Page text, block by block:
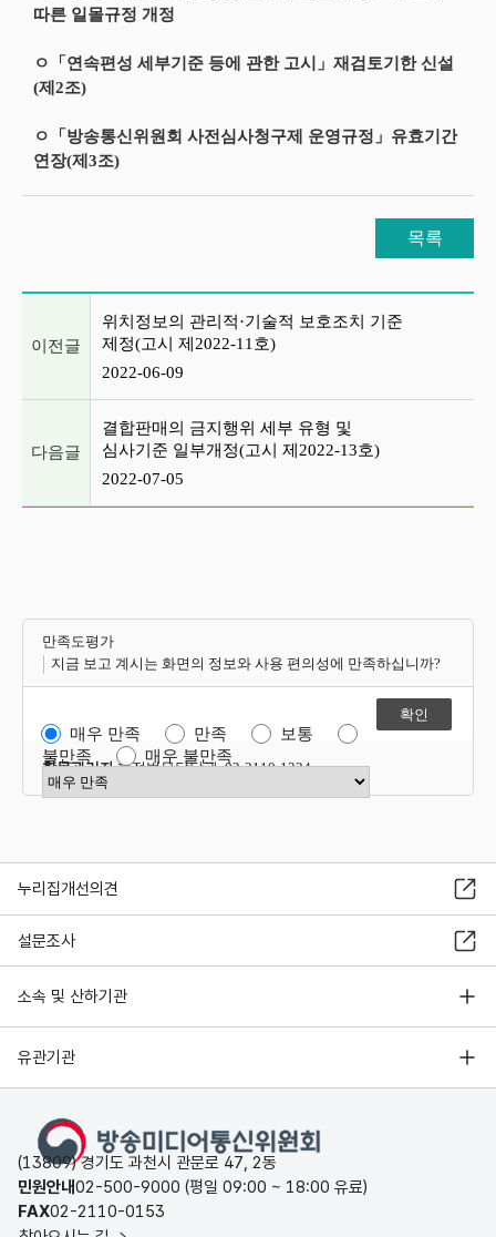
따른 일몰규정 개정
ㅇ「연속편성 세부기준 등에 관한 고시」재검토기한 신설
(제2조)
ㅇ「방송통신위원회 사전심사청구제 운영규정」유효기간
연장(제3조)
목록
이전글
위치정보의 관리적·기술적 보호조치 기준
제정(고시 제2022-11호)
2022-06-09
다음글
결합판매의 금지행위 세부 유형 및
심사기준 일부개정(고시 제2022-13호)
2022-07-05
만족도평가
지금 보고 계시는 화면의 정보와 사용 편의성에 만족하십니까?
매우 만족 만족
보통
불만족
매우 불만족
만족도 점수 선택
항목관리자행정법무담당관 02-2110-1324
누리집개선의견
설문조사
소속 및 산하기관
유관기관
(13809) 경기도 과천시 관문로 47, 2동
민원안내02-500-9000 (평일 09:00 ~ 18:00 유료)
FAX02-2110-0153